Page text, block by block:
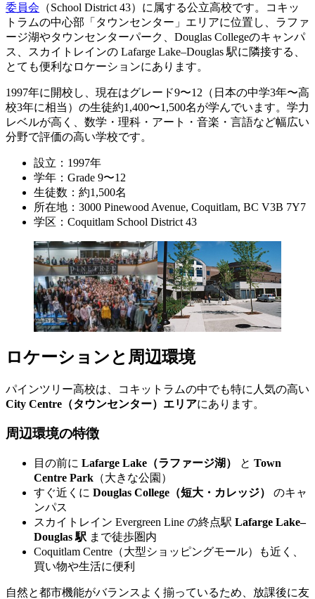
委員会 （School District 43）に属する公立高校です。コキッ
トラムの中心部「タウンセンター」エリアに位置し、ラファ
ージ湖やタウンセンターパーク、Douglas Collegeのキャンパ
ス、スカイトレインの Lafarge Lake–Douglas 駅に隣接する、
とても便利なロケーションにあります。
1997年に開校し、現在はグレード9〜12（日本の中学3年〜高
校3年に相当）の生徒約1,400〜1,500名が学んでいます。学力
レベルが高く、数学・理科・アート・音楽・言語など幅広い
分野で評価の高い学校です。
設立：1997年
学年：Grade 9〜12
生徒数：約1,500名
所在地：3000 Pinewood Avenue, Coquitlam, BC V3B 7Y7
学区：Coquitlam School District 43
ロケーションと周辺環境
パインツリー高校は、コキットラムの中でも特に人気の高い
City Centre（タウンセンター）エリアにあります。
周辺環境の特徴
目の前に Lafarge Lake（ラファージ湖） と Town
Centre Park （大きな公園）
すぐ近くに Douglas College（短大・カレッジ）
のキャ
ンパス
スカイトレイン Evergreen Line の終点駅 Lafarge Lake–
Douglas 駅 まで徒歩圏内
Coquitlam Centre（大型ショッピングモール）も近く、
買い物や生活に便利
自然と都市機能がバランスよく揃っているため、放課後に友